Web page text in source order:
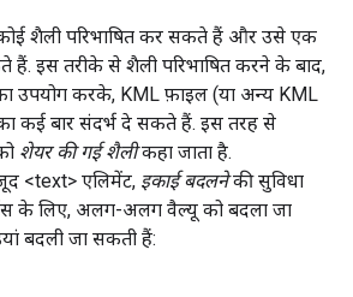
शैली परिभाषित कर सकते हैं और उसे एक
इस तरीके से शैली परिभाषित करने के बाद,
उपयोग करके, KML फ़ाइल (या अन्य KML
कई बार संदर्भ दे सकते हैं. इस तरह से
शेयर की गई शैलीकहा जाता है.
<text> एलिमेंट, इकाई बदलनेकी सुविधा
के लिए, अलग-अलग वैल्यू को बदला जा
बदली जा सकती हैं: